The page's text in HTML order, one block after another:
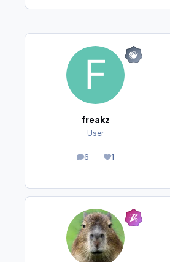
freakz
User
6
Beiträge1
Reputation